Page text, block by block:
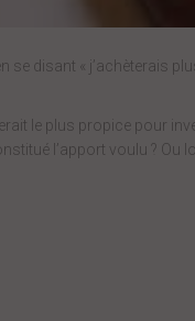
disant « j’achèterais
le plus propice pour
l’apport voulu ? Ou